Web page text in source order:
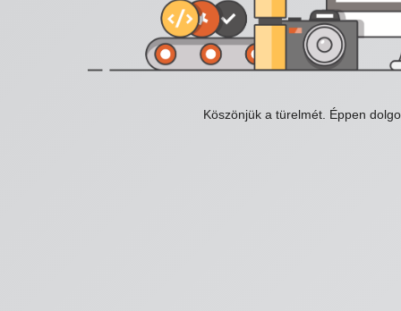
Köszönjük a türelmét. Éppen